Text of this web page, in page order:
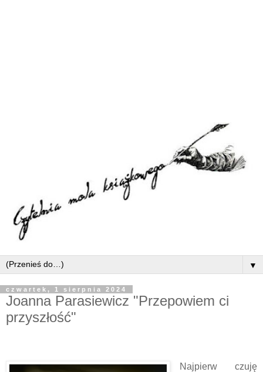
▼
czwartek, 1 sierpnia 2024
Joanna Parasiewicz "Przepowiem ci
przyszłość"
Najpierw czuję